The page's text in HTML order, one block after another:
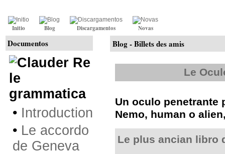
Initio Blog Discargamentos Novas
Documentos
Re
le
grammatica
• Introduction
• Le accordo
de Geneva
Blog - Billets des amis
Le
Un oculo penetrante
Nemo, human o
Le plus ancian libro